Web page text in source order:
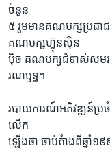
ចំនួន
៥ រួមមានគណបក្សប្រជា
គណបក្សហ៊្វុនស៊ិន
ប៉ិច គណបក្សជំទាស់សមរ
រណឫទ្ធ។
របាយការណ៍អភិវឌ្ឍន៍ប្រ
លើក
ឡើងថា ចាប់តំាងពីឆ្នាំ